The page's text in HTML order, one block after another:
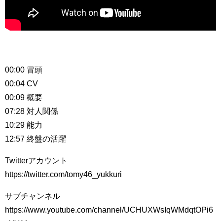
00:00 冒頭
00:04 CV
00:09 概要
07:28 対人関係
10:29 能力
12:57 終盤の活躍
Twitterアカウント
https://twitter.com/tomy46_yukkuri​​​​
サブチャンネル
https://www.youtube.com/channel/UCHUXWsIqWMdqtOPi6